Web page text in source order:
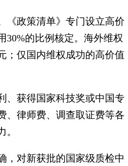
政策清单》专门设立高价
30%的比例核定。海外维权
；仅国内维权成功的高价值
获得国家科技奖或中国专
、律师费、调查取证费等各
对新获批的国家级质检中